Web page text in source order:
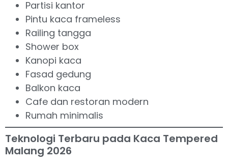
Partisi kantor
Pintu kaca frameless
Railing tangga
Shower box
Kanopi kaca
Fasad gedung
Balkon kaca
Cafe dan restoran modern
Rumah minimalis
Teknologi Terbaru pada Kaca Tempered
Malang 2026